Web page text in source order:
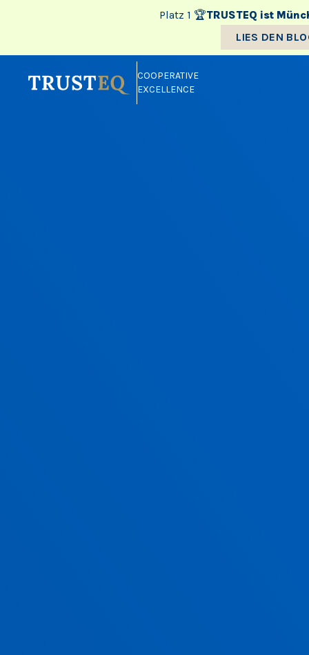
Platz 1 🏆TRUSTEQ ist
LIES DEN
COOPERATIVE
EXCELLENCE